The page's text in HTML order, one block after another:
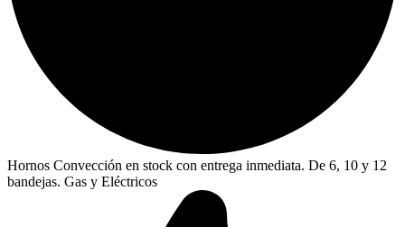
Hornos Convección en stock con entrega inmediata. De 6, 10 y 12
bandejas. Gas y Eléctricos